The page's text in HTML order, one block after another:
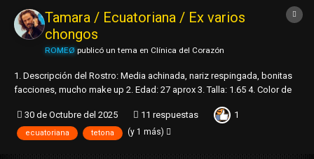
Tamara / Ecuatoriana / Ex varios
chongos
ROMEØ publicó un tema en Clínica del Corazón
1. Descripción del Rostro: Media achinada, nariz respingada, bonitas
facciones, mucho make up 2. Edad: 27 aprox 3. Talla: 1.65 4. Color de
Si / Tienes estrias / Senos duritos 6. Caderas / Culo / Piern...
30 de Octubre del 2025 11 respuestas 1
ecuatoriana tetona (y 1 más)